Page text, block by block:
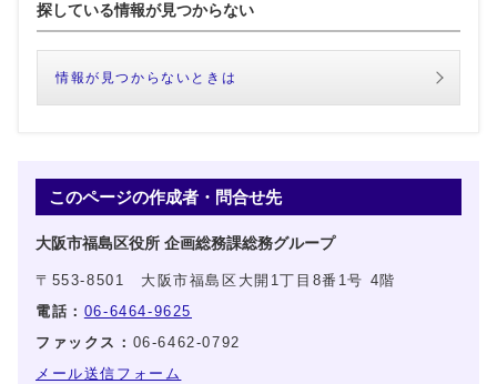
探している情報が見つからない
情報が見つからないときは
このページの作成者・問合せ先
大阪市福島区役所 企画総務課総務グループ
〒553-8501 大阪市福島区大開1丁目8番1号 4階
電話： 06-6464-9625
ファックス： 06-6462-0792
メール送信フォーム